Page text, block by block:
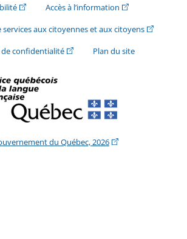
(Cet hyperlien externe s'ouvrira dans une
Accès à l’information(Cet hyperlien
services aux citoyennes et aux citoyens(Cet
confidentialité(Cet hyperlien externe s'ouvrira
Plan du site
du Québec, 2026(Cet hyperlien